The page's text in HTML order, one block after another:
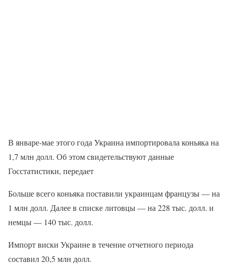
В январе-мае этого года Украина импортировала коньяка на
1,7 млн долл. Об этом свидетельствуют данные
Госстатистики, передает
Больше всего коньяка поставили украинцам французы — на
1 млн долл. Далее в списке литовцы — на 228 тыс. долл. и
немцы — 140 тыс. долл.
Импорт виски Украине в течение отчетного периода
составил 20,5 млн долл.